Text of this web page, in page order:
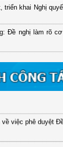
triển khai Nghị
Đề nghị làm rõ
đề xuất nhiệm vụ
hiện Quyết định
phê duyệt
hiện Nghị quyết
về việc phê duyệt